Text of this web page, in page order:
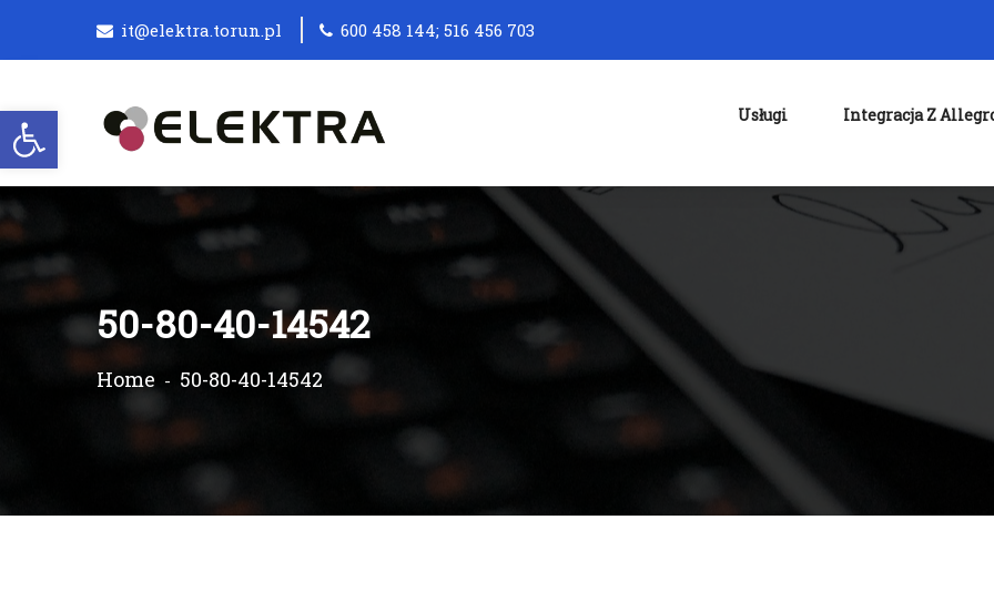
Otwórz pasek narzędzi
it@elektra.torun.pl 600 458 144; 516 456 703
Usługi Integracja Z
50-80-40-14542
Home 50-80-40-14542